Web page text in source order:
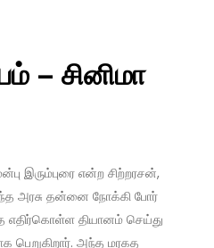
– சினிமா
இரும்புரை என்ற சிற்றரசன்,
அரசு தன்னை நோக்கி போர்
தியானம் செய்து
பெறுகிறார். அந்த மரகத